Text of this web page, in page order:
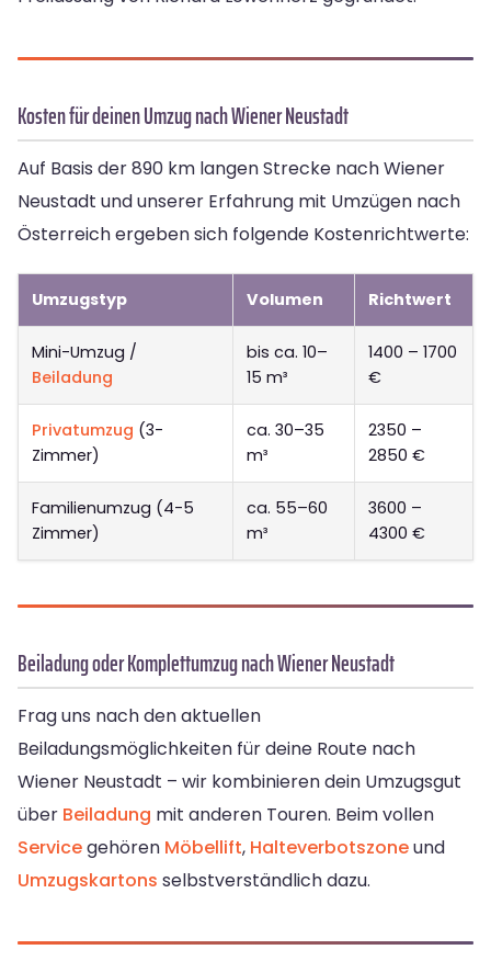
Kosten für deinen Umzug nach Wiener Neustadt
Auf Basis der 890 km langen Strecke nach Wiener
Neustadt und unserer Erfahrung mit Umzügen nach
Österreich ergeben sich folgende Kostenrichtwerte:
Umzugstyp Volumen Richtwert
Mini-Umzug /
Beiladung
bis ca. 10–
15 m³
1400 – 1700
€
Privatumzug (3-
Zimmer)
ca. 30–35
m³
2350 –
2850 €
Familienumzug (4-5
Zimmer)
ca. 55–60
m³
3600 –
4300 €
Beiladung oder Komplettumzug nach Wiener Neustadt
Frag uns nach den aktuellen
Beiladungsmöglichkeiten für deine Route nach
Wiener Neustadt – wir kombinieren dein Umzugsgut
über Beiladung mit anderen Touren. Beim vollen
Servicegehören Möbellift, Halteverbotszoneund
Umzugskartons selbstverständlich dazu.